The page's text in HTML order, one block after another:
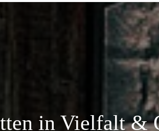
in Vielfalt &